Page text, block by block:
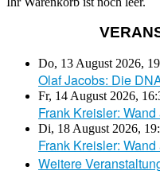
Do, 13 August 2026,
Olaf Jacobs: Die
Fr, 14 August 2026,
Frank Kreisler:
Di, 18 August 2026,
Frank Kreisler:
Weitere